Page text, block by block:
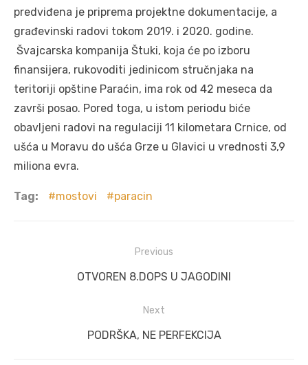
predviđena je priprema projektne dokumentacije, a
građevinski radovi tokom 2019. i 2020. godine.
Švajcarska kompanija Štuki, koja će po izboru
finansijera, rukovoditi jedinicom stručnjaka na
teritoriji opštine Paraćin, ima rok od 42 meseca da
završi posao. Pored toga, u istom periodu biće
obavljeni radovi na regulaciji 11 kilometara Crnice, od
ušća u Moravu do ušća Grze u Glavici u vrednosti 3,9
miliona evra.
Tag: mostovi paracin
navigation
Previous
Previous
OTVOREN 8.DOPS U JAGODINI
Next
Next
PODRŠKA, NE PERFEKCIJA